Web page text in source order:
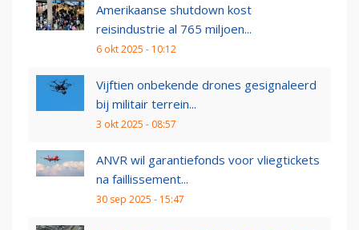
Amerikaanse shutdown kost
reisindustrie al 765 miljoen...
6 okt 2025 - 10:12
Vijftien onbekende drones gesignaleerd
bij militair terrein...
3 okt 2025 - 08:57
ANVR wil garantiefonds voor vliegtickets
na faillissement...
30 sep 2025 - 15:47